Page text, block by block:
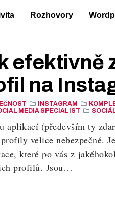
Rozhovory
efektivně
na
INSTAGRAM
MEDIA SPECIALIST
aplikací (především ty
velice nebezpečné.
které po vás z
profilů. Jsou…